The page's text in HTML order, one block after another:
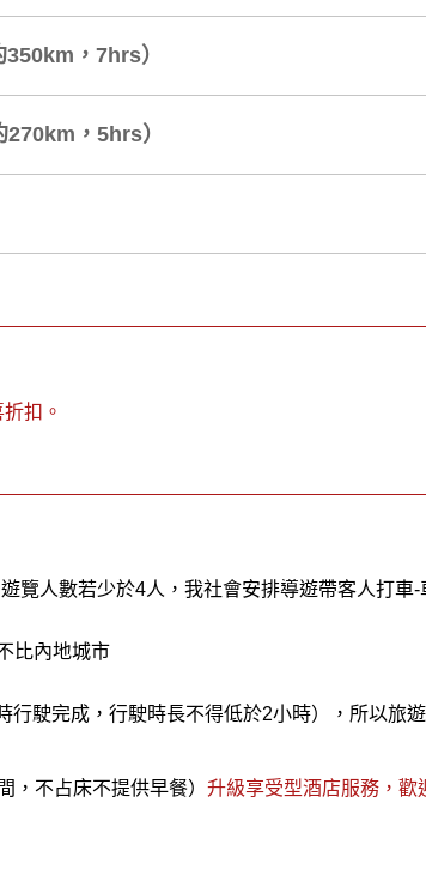
，7hrs）
，5hrs）
扣。
覽人數若少於4人，我社會安排導遊帶客人打車-
比內地城市
駛完成，行駛時長不得低於2小時），所以旅
，不占床不提供早餐） 升級享受型酒店服務，歡